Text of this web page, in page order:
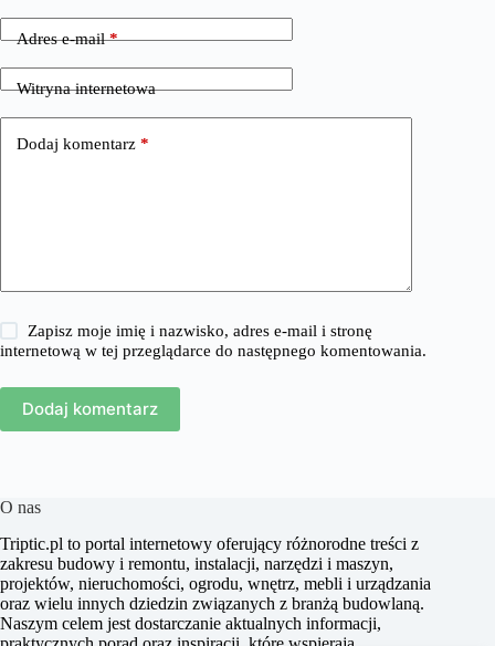
Adres e-mail*
Witryna internetowa
Dodaj komentarz *
Zapisz moje imię i nazwisko, adres e-mail i stronę
internetową w tej przeglądarce do następnego komentowania.
Dodaj komentarz
O nas
​Triptic.pl to portal internetowy oferujący różnorodne treści z
zakresu budowy i remontu, instalacji, narzędzi i maszyn,
projektów, nieruchomości, ogrodu, wnętrz, mebli i urządzania
oraz wielu innych dziedzin związanych z branżą budowlaną.
Naszym celem jest dostarczanie aktualnych informacji,